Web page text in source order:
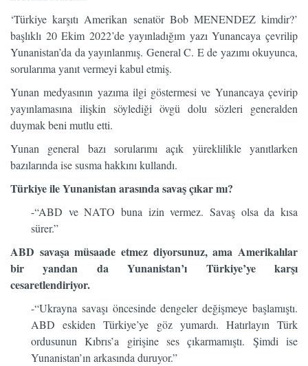
‘Türkiye karşıtı Amerikan senatör Bob MENENDEZ kimdir?’
başlıklı 20 Ekim 2022’de yayınladığım yazı Yunancaya çevrilip
Yunanistan’da da yayınlanmış. General C. E de yazımı okuyunca,
sorularıma yanıt vermeyi kabul etmiş.
Yunan medyasının yazıma ilgi göstermesi ve Yunancaya çevirip
yayınlamasına ilişkin söylediği övgü dolu sözleri generalden
duymak beni mutlu etti.
Yunan general bazı sorularımı açık yüreklilikle yanıtlarken
bazılarında ise susma hakkını kullandı.
Türkiye ile Yunanistan arasında savaş çıkar mı?
-“ABD ve NATO buna izin vermez. Savaş olsa da kısa
sürer.”
ABD savaşa müsaade etmez diyorsunuz, ama Amerikalılar
bir yandan da Yunanistan’ı Türkiye’ye karşı
cesaretlendiriyor.
-“Ukrayna savaşı öncesinde dengeler değişmeye başlamıştı.
ABD eskiden Türkiye’ye göz yumardı. Hatırlayın Türk
ordusunun Kıbrıs’a girişine ses çıkarmamıştı. Şimdi ise
Yunanistan’ın arkasında duruyor.”